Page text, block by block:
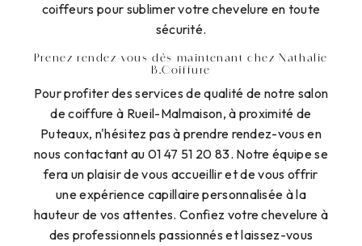
coiffeurs pour sublimer votre chevelure en toute
sécurité.
Prenez rendez-vous dès maintenant chez Nathalie
B.Coiffure
Pour profiter des services de qualité de notre salon
de coiffure à Rueil-Malmaison, à proximité de
Puteaux, n'hésitez pas à prendre rendez-vous en
nous contactant au 01 47 51 20 83. Notre équipe se
fera un plaisir de vous accueillir et de vous offrir
une expérience capillaire personnalisée à la
hauteur de vos attentes. Confiez votre chevelure à
des professionnels passionnés et laissez-vous